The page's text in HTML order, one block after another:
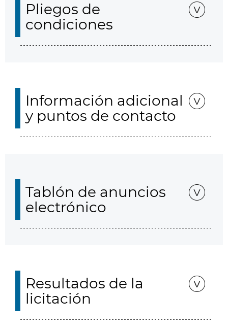
Pliegos de
condiciones
Información adicional
y puntos de contacto
Tablón de anuncios
electrónico
Resultados de la
licitación